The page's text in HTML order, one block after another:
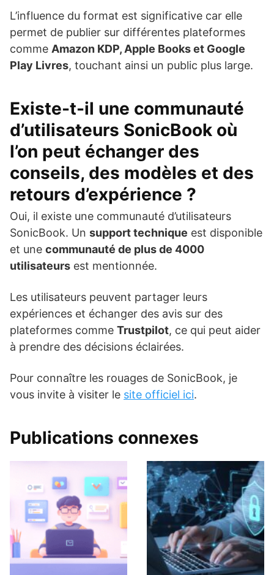
L’influence du format est significative car elle
permet de publier sur différentes plateformes
comme Amazon KDP, Apple Books et Google
Play Livres, touchant ainsi un public plus large.
Existe-t-il une communauté
d’utilisateurs SonicBook où
l’on peut échanger des
conseils, des modèles et des
retours d’expérience ?
Oui, il existe une communauté d’utilisateurs
SonicBook. Un support technique est disponible
et une communauté de plus de 4000
utilisateurs est mentionnée.
Les utilisateurs peuvent partager leurs
expériences et échanger des avis sur des
plateformes comme Trustpilot, ce qui peut aider
à prendre des décisions éclairées.
Pour connaître les rouages de SonicBook, je
vous invite à visiter le site officiel ici.
Publications connexes